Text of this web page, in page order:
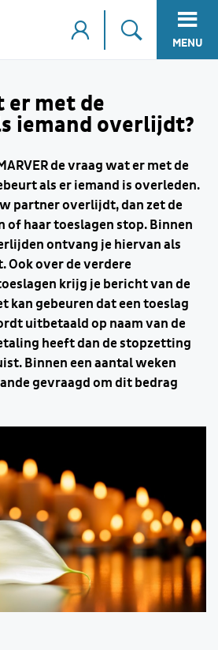
MENU
er met de
iemand overlijdt?
de vraag wat er met de
als er iemand is overleden.
partner overlijdt, dan zet de
of haar toeslagen stop. Binnen
ontvang je hiervan als
Ook over de verdere
krijg je bericht van de
kan gebeuren dat een toeslag
uitbetaald op naam van de
heeft dan de stopzetting
Binnen een aantal weken
gevraagd om dit bedrag